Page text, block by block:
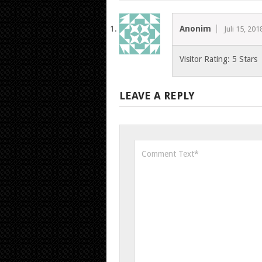
Anonim Juli 15,
Visitor Rating: 5 Stars
LEAVE A REPLY